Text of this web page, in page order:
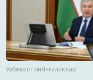
ЎзбекистонЯнгиликлар